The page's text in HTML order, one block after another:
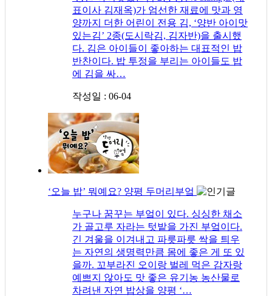
표이사 김재옥)가 엄선한 재료에 맛과 영
양까지 더한 어린이 전용 김, ‘양반 아이맛
있는김’ 2종(도시락김, 김자반)을 출시했
다. 김은 아이들이 좋아하는 대표적인 밥
반찬이다. 밥 투정을 부리는 아이들도 밥
에 김을 싸…
작성일 : 06-04
‘오늘 밥’ 뭐예요? 양평 두머리부엌
누구나 꿈꾸는 부엌이 있다. 싱싱한 채소
가 골고루 자라는 텃밭을 가진 부엌이다.
긴 겨울을 이겨내고 파릇파릇 싹을 틔우
는 자연의 생명력만큼 몸에 좋은 게 또 있
을까. 꼬부라진 오이랑 벌레 먹은 감자랑
예쁘지 않아도 맛 좋은 유기농 농산물로
차려낸 자연 밥상을 양평 ‘…